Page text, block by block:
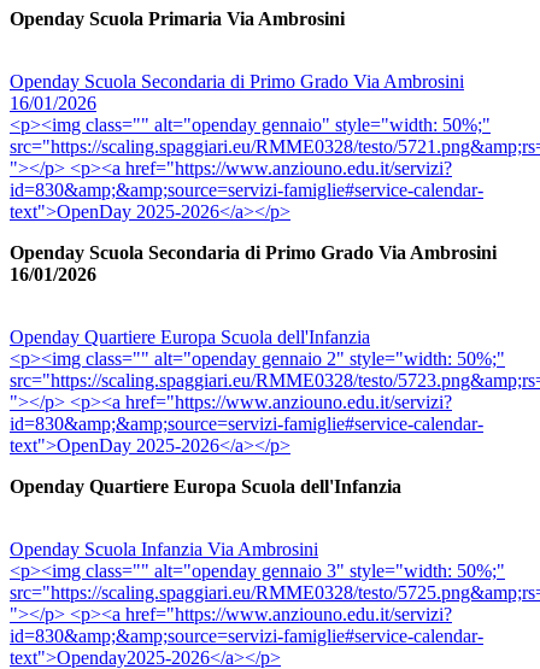
Openday Scuola Primaria Via Ambrosini
Openday Scuola Secondaria di Primo Grado Via Ambrosini
16/01/2026
<p><img class="" alt="openday gennaio" style="width: 50%;"
src="https://scaling.spaggiari.eu/RMME0328/testo/
"></p> <p><a href="https://www.anziouno.edu.it/servizi?
id=830&amp;&amp;source=servizi-famiglie#service-calendar-
text">OpenDay 2025-2026</a></p>
Openday Scuola Secondaria di Primo Grado Via Ambrosini
16/01/2026
Openday Quartiere Europa Scuola dell'Infanzia
<p><img class="" alt="openday gennaio 2" style="width: 50%;"
src="https://scaling.spaggiari.eu/RMME0328/testo/
"></p> <p><a href="https://www.anziouno.edu.it/servizi?
id=830&amp;&amp;source=servizi-famiglie#service-calendar-
text">OpenDay 2025-2026</a></p>
Openday Quartiere Europa Scuola dell'Infanzia
Openday Scuola Infanzia Via Ambrosini
<p><img class="" alt="openday gennaio 3" style="width: 50%;"
src="https://scaling.spaggiari.eu/RMME0328/testo/
"></p> <p><a href="https://www.anziouno.edu.it/servizi?
id=830&amp;&amp;source=servizi-famiglie#service-calendar-
text">Openday2025-2026</a></p>